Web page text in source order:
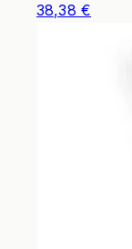
38,38 €